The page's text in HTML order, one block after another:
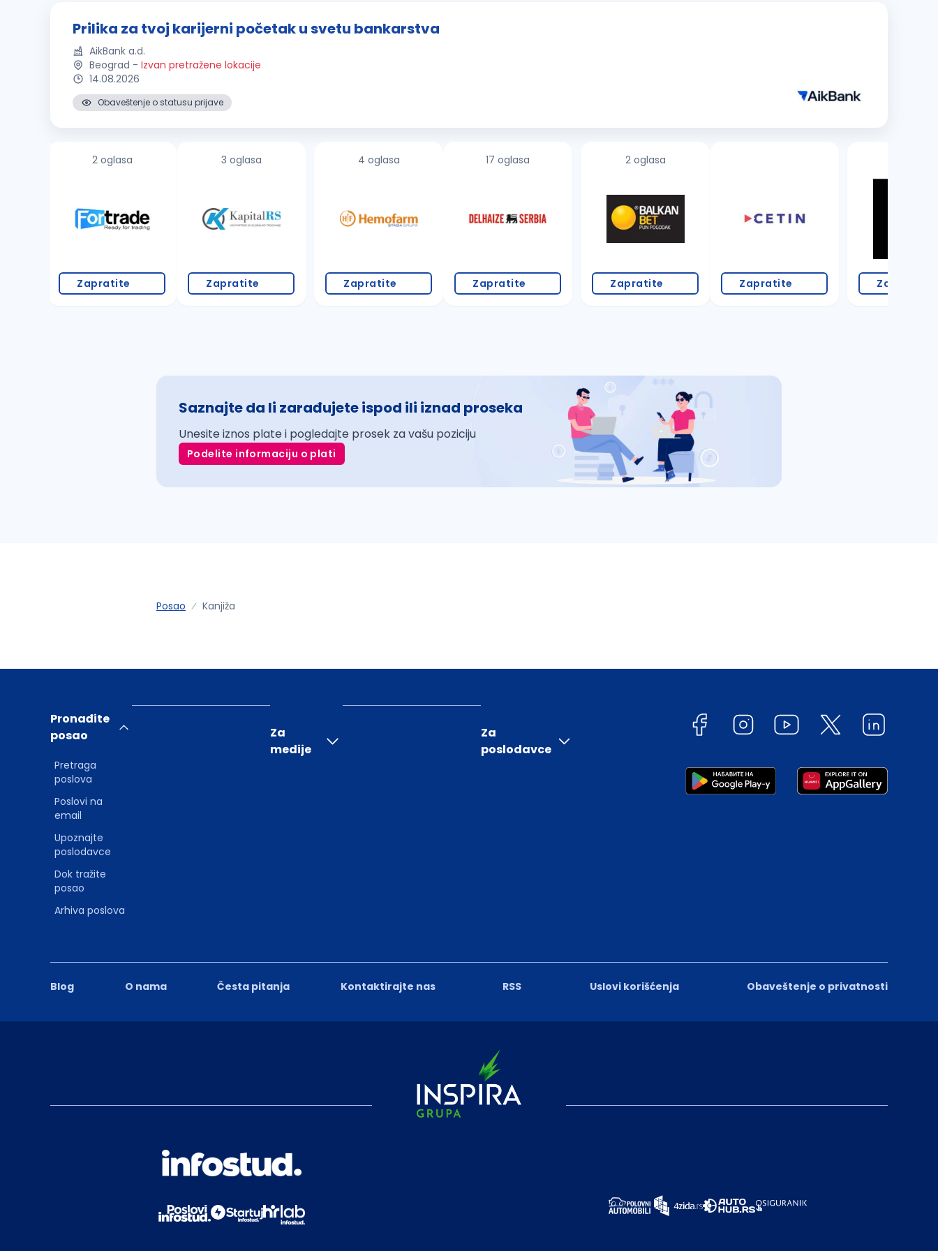
Prilika za tvoj karijerni početak u svetu bankarstva
AikBank a.d.
Beograd - Izvan pretražene lokacije
14.08.2026
Obaveštenje o statusu prijave
2 oglasa
Zapratite
3 oglasa
Zapratite
4 oglasa
Zapratite
17 oglasa
Zapratite
2 oglasa
Zapratite Zapratite Zapratite
Saznajte da li zarađujete ispod ili iznad proseka
Unesite iznos plate i pogledajte prosek za vašu poziciju
Podelite informaciju o plati
Posao Kanjiža
Blog O nama Česta pitanja Kontaktirajte nas RSS Uslovi korišćenja Obaveštenje o privatnosti
Pronađite
posao
Pretraga
poslova
Poslovi na
email
Upoznajte
poslodavce
Dok tražite
posao
Arhiva poslova
Za
medije
Za
poslodavce